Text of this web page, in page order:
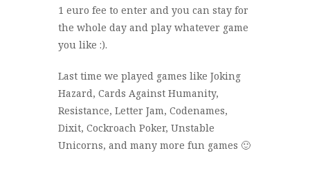
1 euro fee to enter and you can stay for
the whole day and play whatever game
you like :).
Last time we played games like Joking
Hazard, Cards Against Humanity,
Resistance, Letter Jam, Codenames,
Dixit, Cockroach Poker, Unstable
Unicorns, and many more fun games 🙂